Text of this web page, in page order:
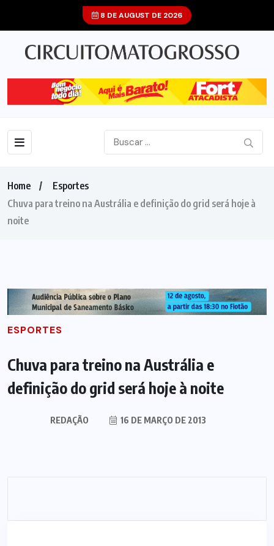
8 DE AUGUST DE 2026
Home
Esportes
Chuva para treino na Austrália e definição do grid será hoje à
noite
ESPORTES
Chuva para treino na Austrália e
definição do grid será hoje à noite
REDAÇÃO 16 DE MARÇO DE 2013